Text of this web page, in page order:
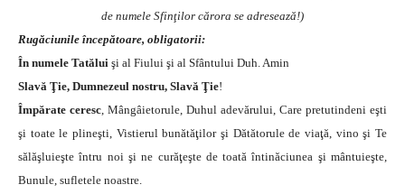
de numele Sfinţilor cărora se adresează!)
Rugăciunile începătoare, obligatorii:
În numele Tatălui şi al Fiului şi al Sfântului Duh. Amin
Slavă Ţie, Dumnezeul nostru, Slavă Ţie!
Împărate ceresc , Mângâietorule, Duhul adevărului, Care pretutindeni eşti
şi toate le plineşti, Vistierul bunătăţilor şi Dătătorule de viaţă, vino şi Te
sălăşluieşte întru noi şi ne curăţeşte de toată întinăciunea şi mântuieşte,
Bunule, sufletele noastre.